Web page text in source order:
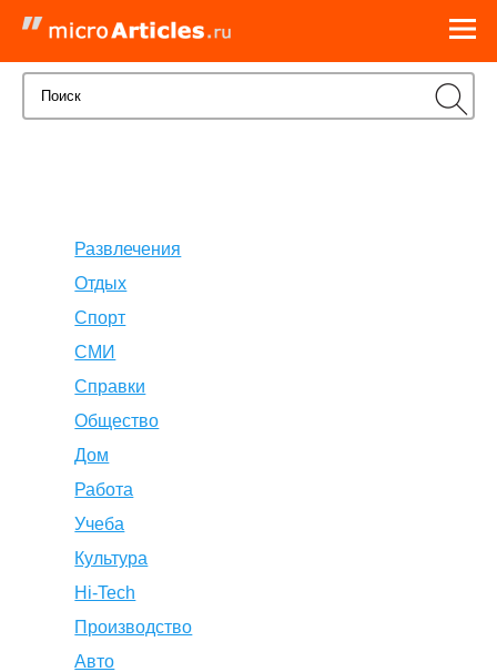
Развлечения
Отдых
Спорт
СМИ
Справки
Общество
Дом
Работа
Учеба
Культура
Hi-Tech
Производство
Авто